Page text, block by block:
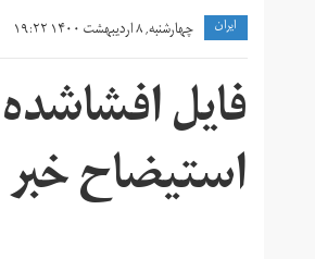
ايران چهارشنبه, ۸ اردیبهشت ۱۴۰۰ ۱۹:۲۲
فایل
استیضاح